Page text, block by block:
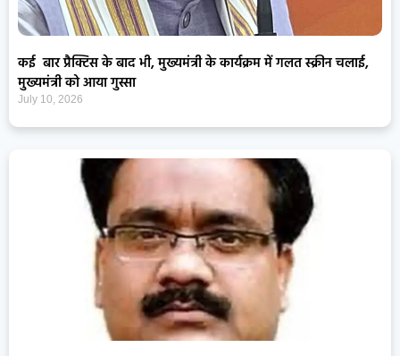
कई बार प्रैक्टिस के बाद भी, मुख्यमंत्री के कार्यक्रम में गलत स्क्रीन चलाई,
मुख्यमंत्री को आया गुस्सा
July 10, 2026